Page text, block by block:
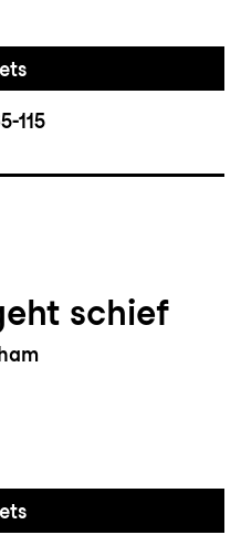
115
schief